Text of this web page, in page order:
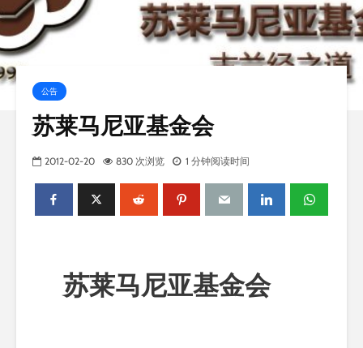
公告
苏莱马尼亚基金会
2012-02-20 830 次浏览 1 分钟阅读时间
苏莱马尼亚基金会